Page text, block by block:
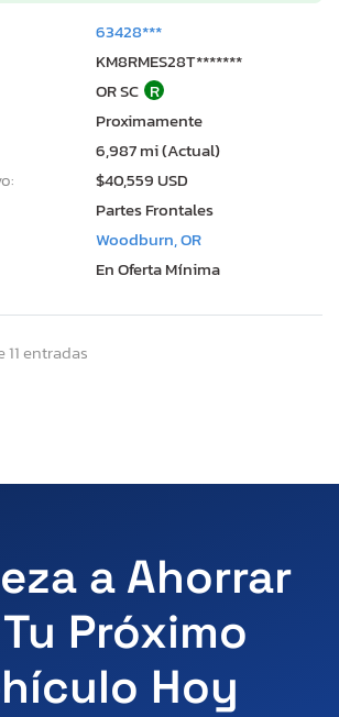
63428***
KM8RMES28T*******
OR SC R
Proximamente
6,987 mi (Actual)
$40,559 USD
Partes Frontales
Woodburn, OR
En Oferta Mínima
11 entradas
a Ahorrar
Próximo
Hoy